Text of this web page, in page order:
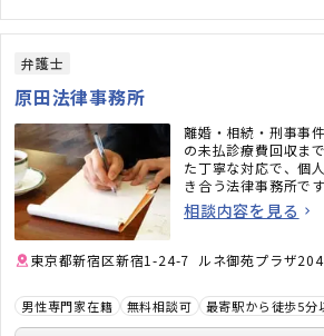
弁護士
原田法律事務所
離婚・相続・刑事事
の未払診療費回収ま
た丁寧な対応で、個
き合う法律事務所です
相談内容を見る
東京都新宿区新宿1-24-7 ルネ御苑プラザ204
男性専門家在籍 無料相談可 最寄駅から徒歩5分